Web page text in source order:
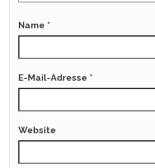
Name *
E-Mail-Adresse *
Website